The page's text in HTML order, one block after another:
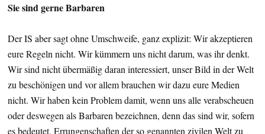
Sie sind gerne Barbaren
Der IS aber sagt ohne Umschweife, ganz explizit: Wir akzeptieren
eure Regeln nicht. Wir kümmern uns nicht darum, was ihr denkt.
Wir sind nicht übermäßig daran interessiert, unser Bild in der Welt
zu beschönigen und vor allem brauchen wir dazu eure Medien
nicht. Wir haben kein Problem damit, wenn uns alle verabscheuen
oder deswegen als Barbaren bezeichnen, denn das sind wir, sofern
es bedeutet, Errungenschaften der so genannten zivilen Welt zu